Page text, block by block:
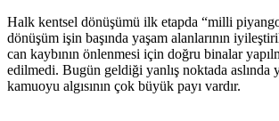
Halk kentsel dönüşümü ilk etapda “milli
dönüşüm işin başında yaşam alanlarının
can kaybının önlenmesi için doğru binalar
edilmedi. Bugün geldiği yanlış noktada aslında
kamuoyu algısının çok büyük payı vardır.